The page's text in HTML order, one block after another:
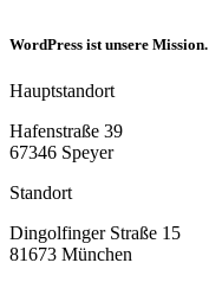
WordPress ist unsere Mission.
Hauptstandort
Hafenstraße 39
67346 Speyer
Standort
Dingolfinger Straße 15
81673 München